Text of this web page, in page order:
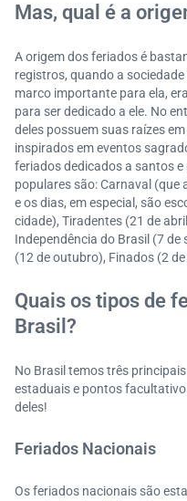
Mas, qual é a
A origem dos feriados é
registros, quando a
marco importante para ela,
para ser dedicado a ele. No
deles possuem suas raízes
inspirados em eventos
feriados dedicados a santos
populares são: Carnaval (que
e os dias, em especial, são
cidade), Tiradentes (21 de
Independência do Brasil (7
(12 de outubro), Finados (2
Quais os tipos de
Brasil?
No Brasil temos três
estaduais e pontos
deles!
Feriados Nacionais
Os feriados nacionais são